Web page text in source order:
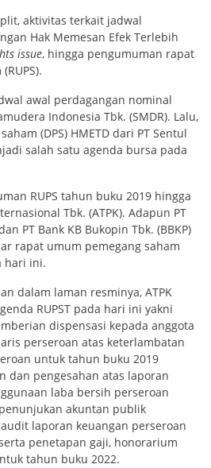
aktivitas terkait jadwal
Hak Memesan Efek Terlebih
issue, hingga pengumuman rapat
awal perdagangan nominal
Indonesia Tbk. (SMDR). Lalu,
(DPS) HMETD dari PT Sentul
salah satu agenda bursa pada
RUPS tahun buku 2019 hingga
Tbk. (ATPK). Adapun PT
PT Bank KB Bukopin Tbk. (BBKP)
rapat umum pemegang saham
hari ini.
dalam laman resminya, ATPK
RUPST pada hari ini yakni
dispensasi kepada anggota
perseroan atas keterlambatan
untuk tahun buku 2019
dan pengesahan atas laporan
laba bersih perseroan
akuntan publik
laporan keuangan perseroan
penetapan gaji, honorarium
tahun buku 2022.